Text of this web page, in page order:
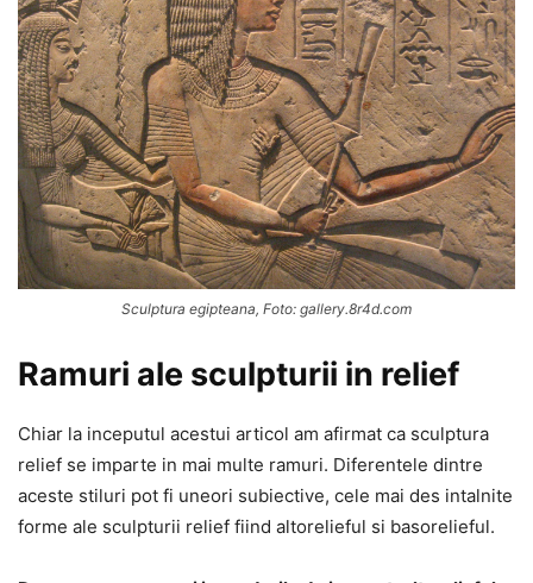
Sculptura egipteana, Foto: gallery.8r4d.com
Ramuri ale sculpturii in relief
Chiar la inceputul acestui articol am afirmat ca sculptura
relief se imparte in mai multe ramuri. Diferentele dintre
aceste stiluri pot fi uneori subiective, cele mai des intalnite
forme ale sculpturii relief fiind altorelieful si basorelieful.